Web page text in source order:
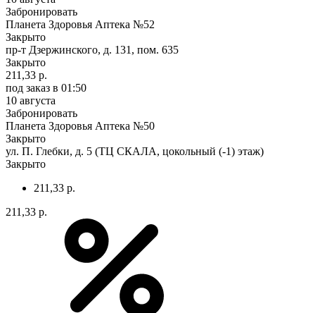
Забронировать
Планета Здоровья Аптека №52
Закрыто
пр-т Дзержинского, д. 131, пом. 635
Закрыто
211,33 р.
под заказ в 01:50
10 августа
Забронировать
Планета Здоровья Аптека №50
Закрыто
ул. П. Глебки, д. 5 (ТЦ СКАЛА, цокольный (-1) этаж)
Закрыто
211,33 р.
211,33 р.